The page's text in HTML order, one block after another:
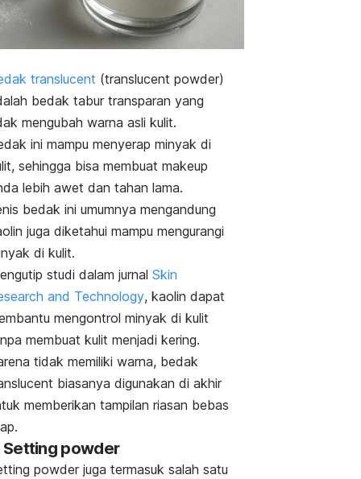
translucent (translucent powder)
bedak tabur transparan yang
mengubah warna asli kulit.
ini mampu menyerap minyak di
sehingga bisa membuat makeup
lebih awet dan tahan lama.
bedak ini umumnya mengandung
juga diketahui mampu mengurangi
di kulit.
studi dalam jurnal Skin
and Technology, kaolin dapat
mengontrol minyak di kulit
membuat kulit menjadi kering.
tidak memiliki warna, bedak
biasanya digunakan di akhir
memberikan tampilan riasan bebas
Setting powder
powder juga termasuk salah satu